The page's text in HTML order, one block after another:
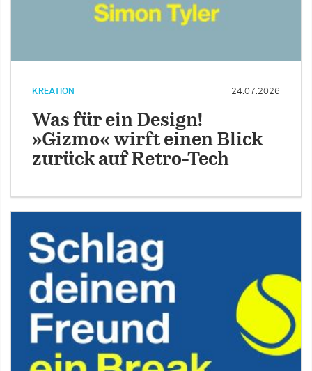
KREATION 24.07.2026
Was für ein Design!
»Gizmo« wirft einen Blick
zurück auf Retro-Tech